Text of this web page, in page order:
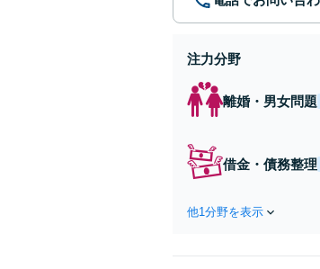
注力分野
離婚・男女問題
借金・債務整理
他1分野を表示